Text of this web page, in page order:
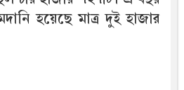
হয়েছে মাত্র দুই হাজার